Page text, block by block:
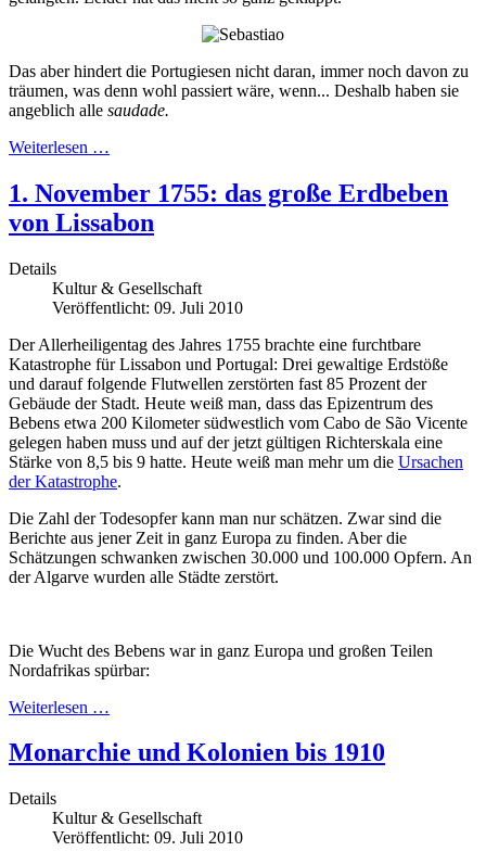
Das aber hindert die Portugiesen nicht daran, immer noch davon zu
träumen, was denn wohl passiert wäre, wenn... Deshalb haben sie
angeblich alle saudade.
Weiterlesen …
1. November 1755: das große Erdbeben
von Lissabon
Details
Kultur & Gesellschaft
Veröffentlicht: 09. Juli 2010
Der Allerheiligentag des Jahres 1755 brachte eine furchtbare
Katastrophe für Lissabon und Portugal: Drei gewaltige Erdstöße
und darauf folgende Flutwellen zerstörten fast 85 Prozent der
Gebäude der Stadt. Heute weiß man, dass das Epizentrum des
Bebens etwa 200 Kilometer südwestlich vom Cabo de São Vicente
gelegen haben muss und auf der jetzt gültigen Richterskala eine
Stärke von 8,5 bis 9 hatte. Heute weiß man mehr um die Ursachen
der Katastrophe.
Die Zahl der Todesopfer kann man nur schätzen. Zwar sind die
Berichte aus jener Zeit in ganz Europa zu finden. Aber die
Schätzungen schwanken zwischen 30.000 und 100.000 Opfern. An
der Algarve wurden alle Städte zerstört.
Die Wucht des Bebens war in ganz Europa und großen Teilen
Nordafrikas spürbar:
Weiterlesen …
Monarchie und Kolonien bis 1910
Details
Kultur & Gesellschaft
Veröffentlicht: 09. Juli 2010